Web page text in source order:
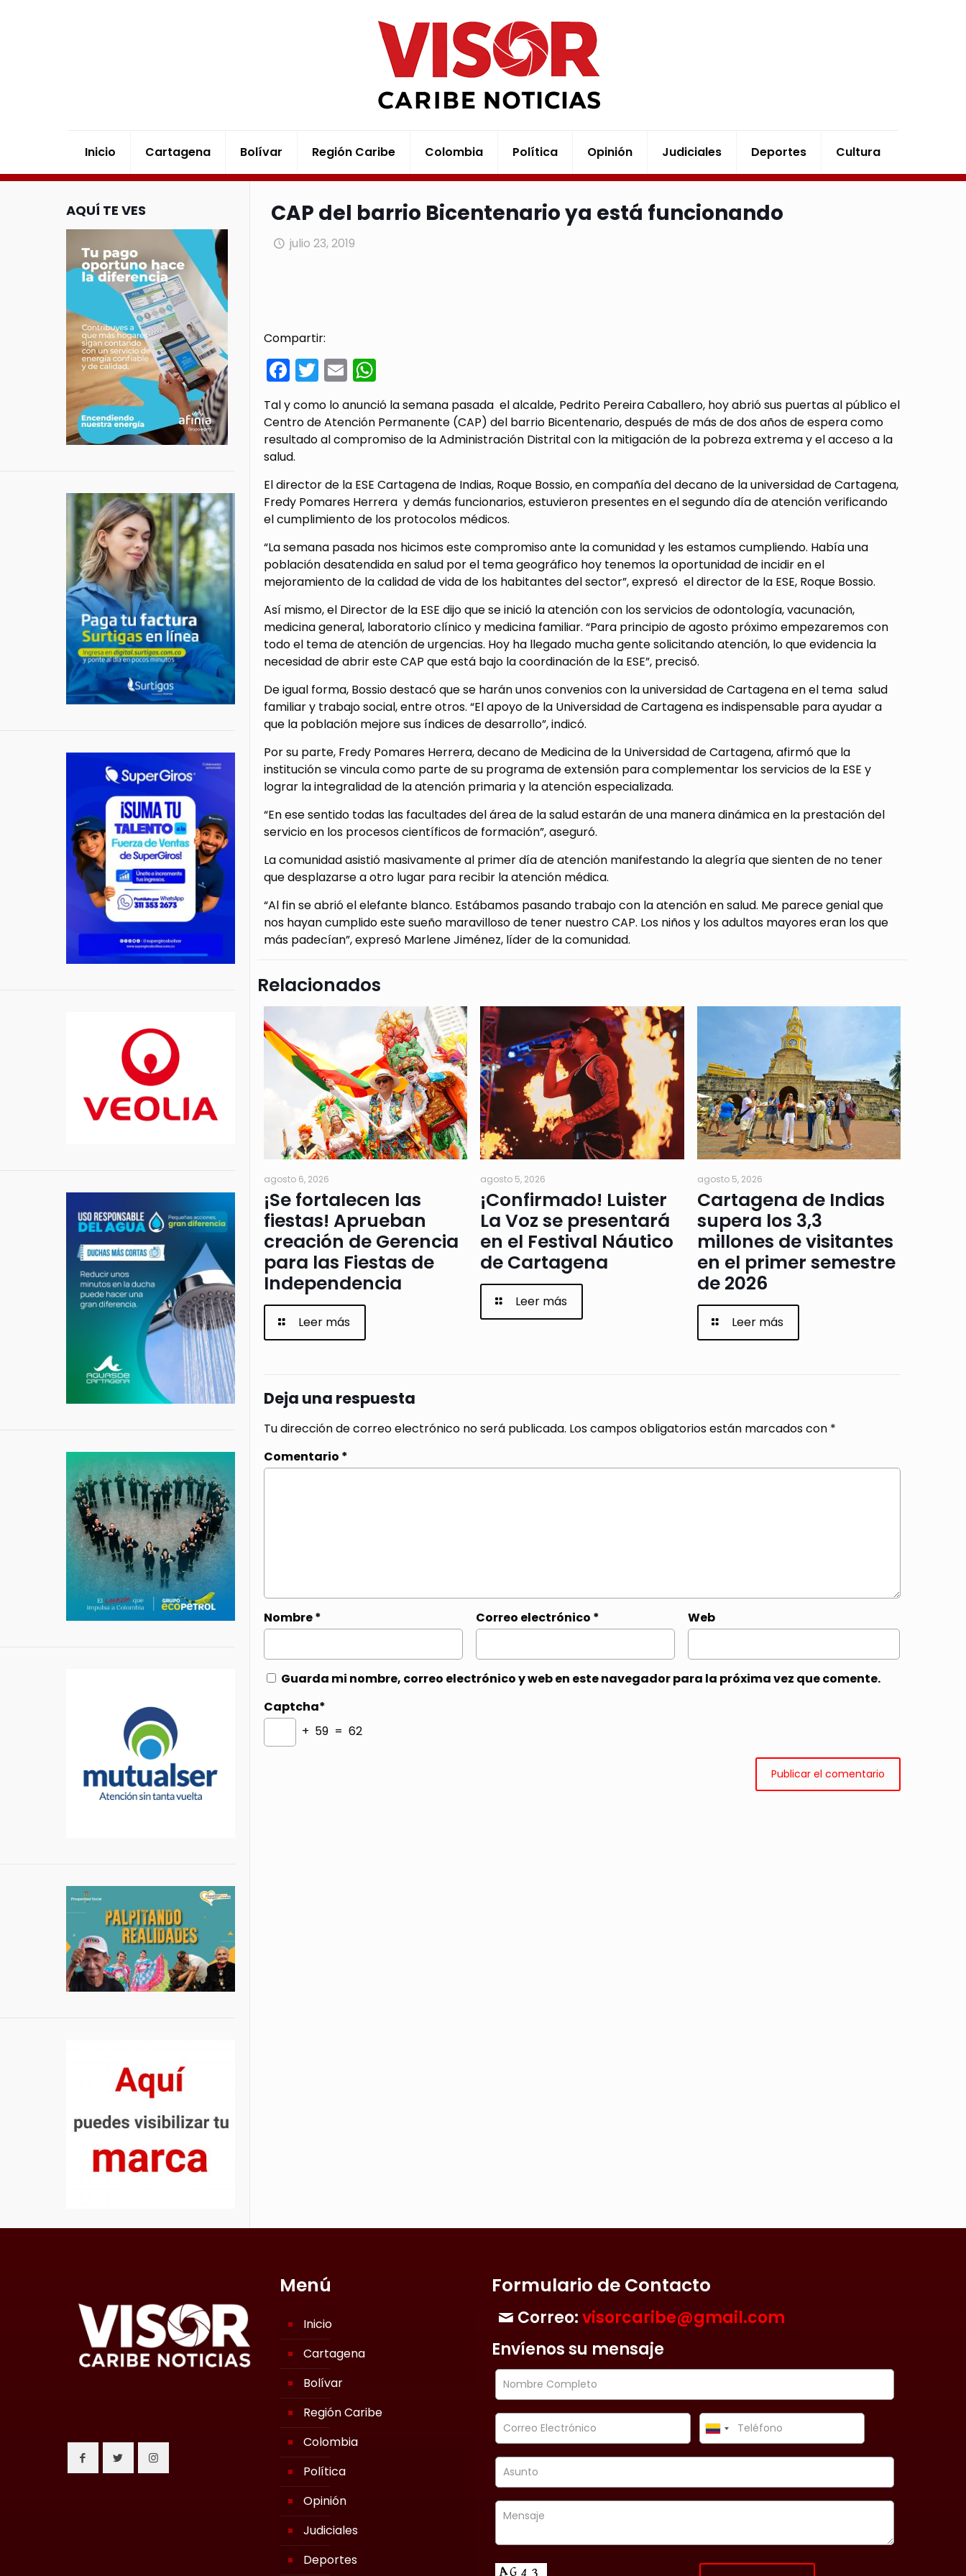
Inicio Cartagena Bolívar Región Caribe Colombia Política Opinión Judiciales Deportes Cultura
CAP del barrio Bicentenario ya está funcionando
julio 23, 2019
Compartir:
Facebook
Twitter
Email
Tal y como lo anunció la semana pasada el alcalde, Pedrito Pereira Caballero, hoy abrió sus puertas al público el
Centro de Atención Permanente (CAP) del barrio Bicentenario, después de más de dos años de espera como
resultado al compromiso de la Administración Distrital con la mitigación de la pobreza extrema y el acceso a la
salud.
El director de la ESE Cartagena de Indias, Roque Bossio, en compañía del decano de la universidad de Cartagena,
Fredy Pomares Herrera y demás funcionarios, estuvieron presentes en el segundo día de atención verificando
el cumplimiento de los protocolos médicos.
“La semana pasada nos hicimos este compromiso ante la comunidad y les estamos cumpliendo. Había una
población desatendida en salud por el tema geográfico hoy tenemos la oportunidad de incidir en el
mejoramiento de la calidad de vida de los habitantes del sector”, expresó el director de la ESE, Roque Bossio.
Así mismo, el Director de la ESE dijo que se inició la atención con los servicios de odontología, vacunación,
medicina general, laboratorio clínico y medicina familiar. “Para principio de agosto próximo empezaremos con
todo el tema de atención de urgencias. Hoy ha llegado mucha gente solicitando atención, lo que evidencia la
necesidad de abrir este CAP que está bajo la coordinación de la ESE”, precisó.
De igual forma, Bossio destacó que se harán unos convenios con la universidad de Cartagena en el tema salud
familiar y trabajo social, entre otros. “El apoyo de la Universidad de Cartagena es indispensable para ayudar a
que la población mejore sus índices de desarrollo”, indicó.
Por su parte, Fredy Pomares Herrera, decano de Medicina de la Universidad de Cartagena, afirmó que la
institución se vincula como parte de su programa de extensión para complementar los servicios de la ESE y
lograr la integralidad de la atención primaria y la atención especializada.
“En ese sentido todas las facultades del área de la salud estarán de una manera dinámica en la prestación del
servicio en los procesos científicos de formación”, aseguró.
La comunidad asistió masivamente al primer día de atención manifestando la alegría que sienten de no tener
que desplazarse a otro lugar para recibir la atención médica.
“Al fin se abrió el elefante blanco. Estábamos pasando trabajo con la atención en salud. Me parece genial que
nos hayan cumplido este sueño maravilloso de tener nuestro CAP. Los niños y los adultos mayores eran los que
más padecían”, expresó Marlene Jiménez, líder de la comunidad.
Relacionados
agosto 6, 2026
¡Se fortalecen las
fiestas! Aprueban
creación de Gerencia
para las Fiestas de
Independencia
Leer más
agosto 5, 2026
¡Confirmado! Luister
La Voz se presentará
en el Festival Náutico
de Cartagena
Leer más
agosto 5, 2026
Cartagena de Indias
supera los 3,3
millones de visitantes
en el primer semestre
de 2026
Leer más
Deja una respuesta
Tu dirección de correo electrónico no será publicada. Los campos obligatorios están marcados con *
Comentario *
Nombre* Correo electrónico * Web
Guarda mi nombre, correo electrónico y web en este navegador para la próxima vez que comente.
Captcha*
+ 59 = 62
AQUÍ TE VES
Menú
Inicio
Cartagena
Bolívar
Región Caribe
Colombia
Política
Opinión
Judiciales
Deportes
Formulario de Contacto
Correo:visorcaribe@gmail.com
Envíenos su mensaje